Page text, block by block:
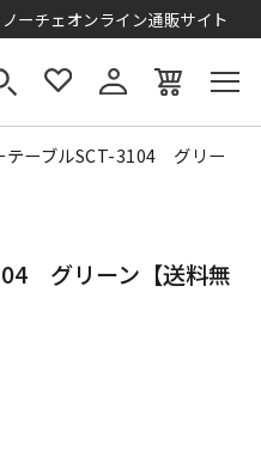
ーチェオンライン通販サイト
テーブルSCT-3104 グリー
グリーン【送料無